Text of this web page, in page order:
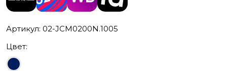
Артикул: 02-JCM0200N.1005
Цвет: